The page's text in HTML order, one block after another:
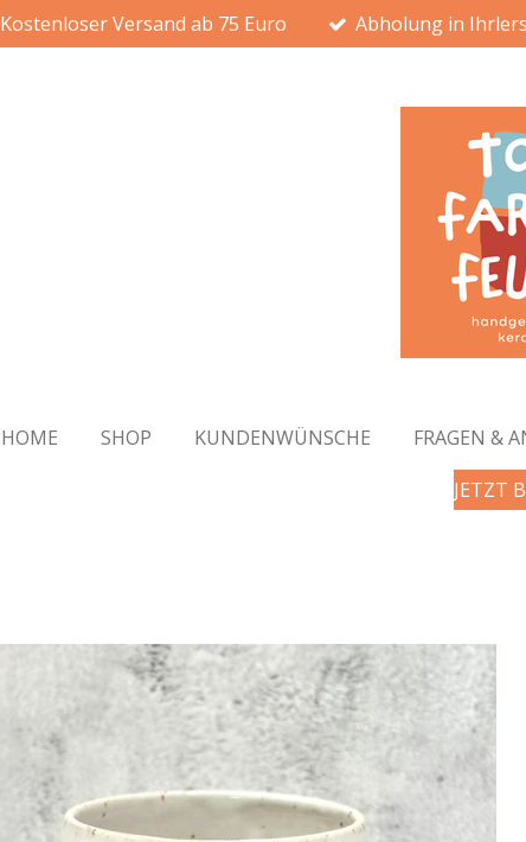
Kostenloser Versand ab 75 Euro Abholung in
HOME SHOP KUNDENWÜNSCHE FRAGEN &
JETZT